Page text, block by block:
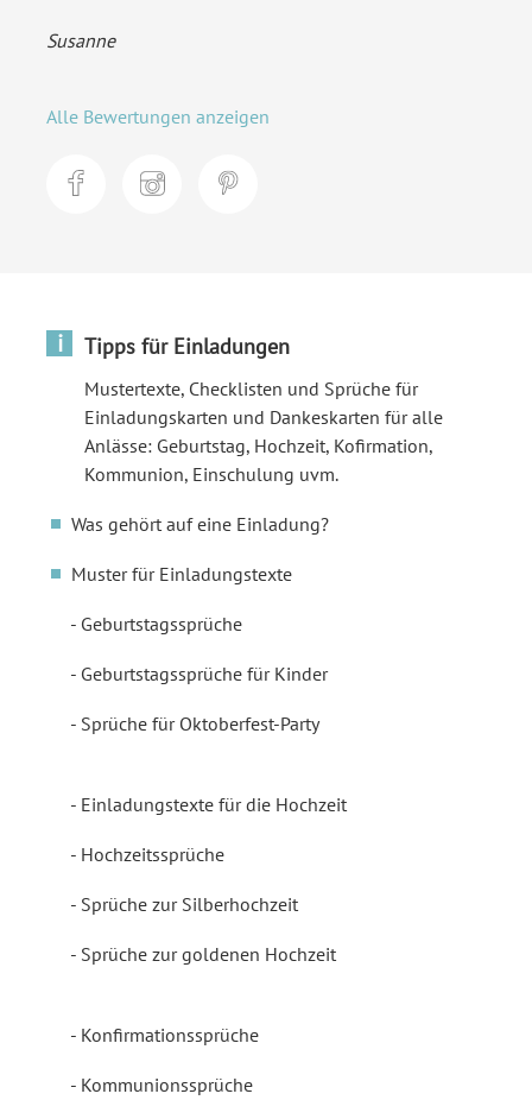
Susanne
Alle Bewertungen anzeigen
i Tipps für Einladungen
Mustertexte, Checklisten und Sprüche für
Einladungskarten und Dankeskarten für alle
Anlässe: Geburtstag, Hochzeit, Kofirmation,
Kommunion, Einschulung uvm.
Was gehört auf eine Einladung?
Muster für Einladungstexte
Geburtstagssprüche
Geburtstagssprüche für Kinder
Sprüche für Oktoberfest-Party
Einladungstexte für die Hochzeit
Hochzeitssprüche
Sprüche zur Silberhochzeit
Sprüche zur goldenen Hochzeit
Konfirmationssprüche
Kommunionssprüche